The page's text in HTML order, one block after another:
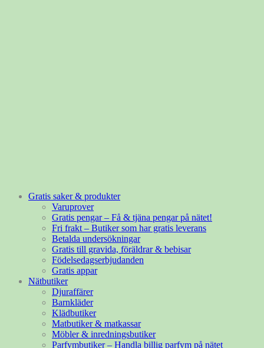
Gratis saker & produkter
Varuprover
Gratis pengar – Få & tjäna pengar på nätet!
Fri frakt – Butiker som har gratis leverans
Betalda undersökningar
Gratis till gravida, föräldrar & bebisar
Födelsedagserbjudanden
Gratis appar
Nätbutiker
Djuraffärer
Barnkläder
Klädbutiker
Matbutiker & matkassar
Möbler & inredningsbutiker
Parfymbutiker – Handla billig parfym på nätet